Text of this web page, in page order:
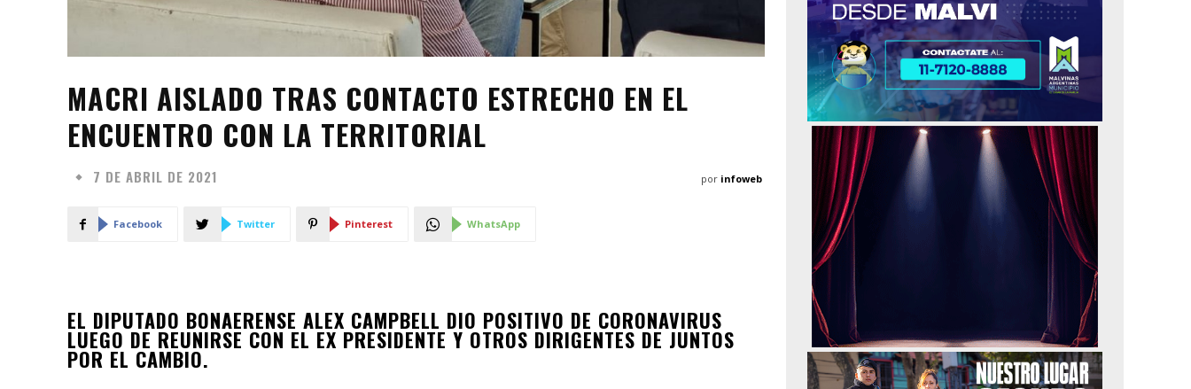
MACRI AISLADO TRAS CONTACTO ESTRECHO EN EL
ENCUENTRO CON LA TERRITORIAL
7 DE ABRIL DE 2021 por infoweb
Facebook Twitter Pinterest WhatsApp
EL DIPUTADO BONAERENSE ALEX CAMPBELL DIO POSITIVO DE CORONAVIRUS
LUEGO DE REUNIRSE CON EL EX PRESIDENTE Y OTROS DIRIGENTES DE JUNTOS
POR EL CAMBIO.